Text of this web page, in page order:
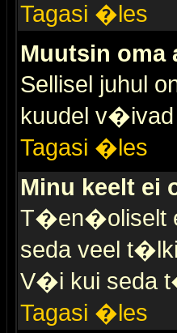
Tagasi �les
Muutsin oma
Sellisel juhul
kuudel
Tagasi �les
Minu keelt ei
T�en�oliselt
seda veel
V�i kui seda
Tagasi �les